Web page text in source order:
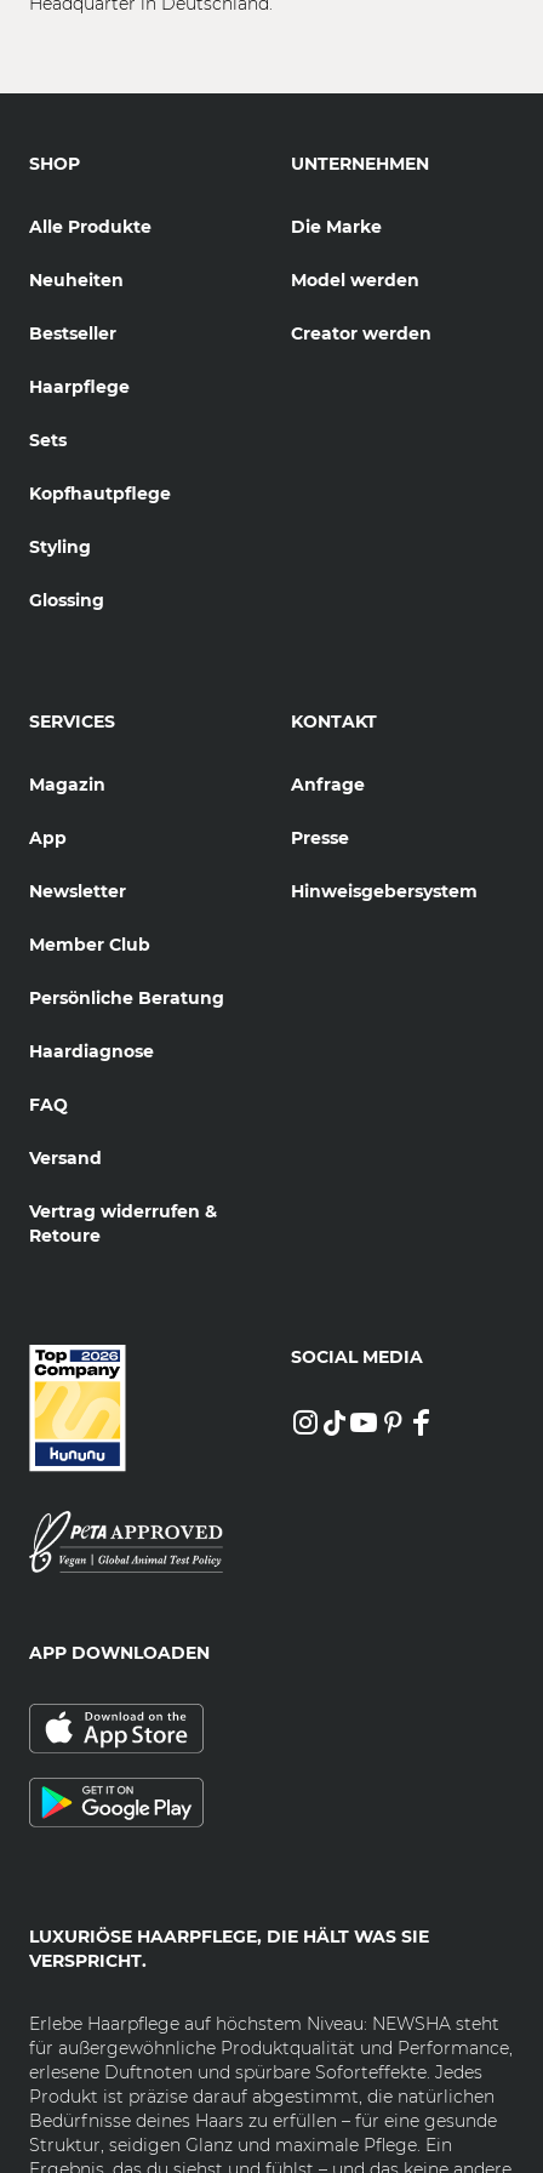
SHOP
Alle Produkte
Neuheiten
Bestseller
Haarpflege
Sets
Kopfhautpflege
Styling
Glossing
UNTERNEHMEN
Die Marke
Model werden
Creator werden
SERVICES
Magazin
App
Newsletter
Member Club
Persönliche Beratung
Haardiagnose
FAQ
Versand
Vertrag widerrufen &
Retoure
KONTAKT
Anfrage
Presse
Hinweisgebersystem
LUXURIÖSE HAARPFLEGE, DIE HÄLT WAS SIE
VERSPRICHT.
Erlebe Haarpflege auf höchstem Niveau: NEWSHA steht
für außergewöhnliche Produktqualität und Performance,
erlesene Duftnoten und spürbare Soforteffekte. Jedes
Produkt ist präzise darauf abgestimmt, die natürlichen
Bedürfnisse deines Haars zu erfüllen – für eine gesunde
Struktur, seidigen Glanz und maximale Pflege. Ein
SOCIAL MEDIA
APP DOWNLOADEN